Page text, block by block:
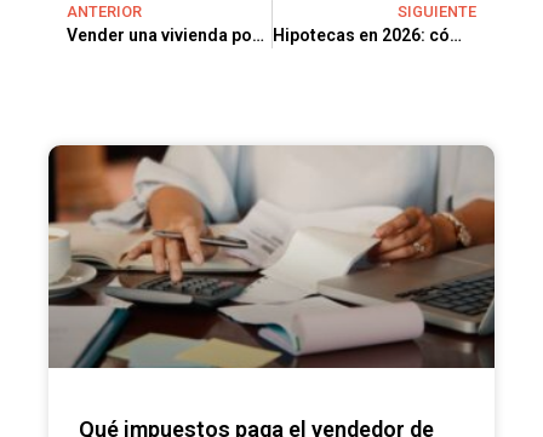
ANTERIOR
Vender una vivienda por separación o divorcio en 2026: guía completa para hacerlo bien
SIGUIENTE
Hipotecas en 2026: cómo elegir la mejor opción para comprar vivienda sin errores
Qué impuestos paga el vendedor de